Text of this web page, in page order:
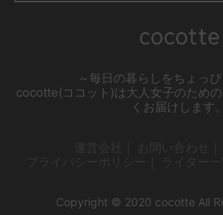
～毎日の暮らしをちょっ
cocotte(ココット)は大人女子のため
くお届けします。
Copyright © 2020 cocotte All